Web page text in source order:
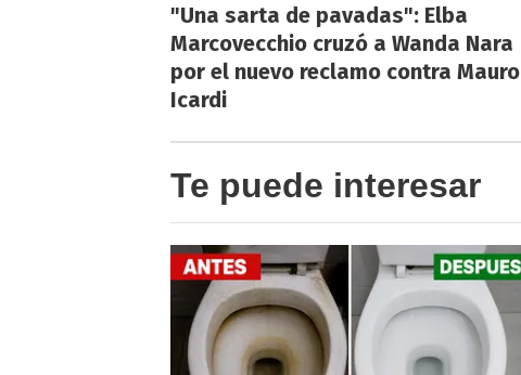
"Una sarta de pavadas": Elba
Marcovecchio cruzó a Wanda Nara
por el nuevo reclamo contra Mauro
Icardi
Te puede interesar